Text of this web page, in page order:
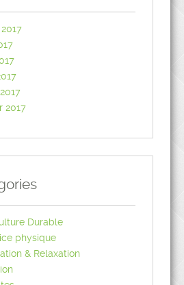
2017
Durable
physique
& Relaxation